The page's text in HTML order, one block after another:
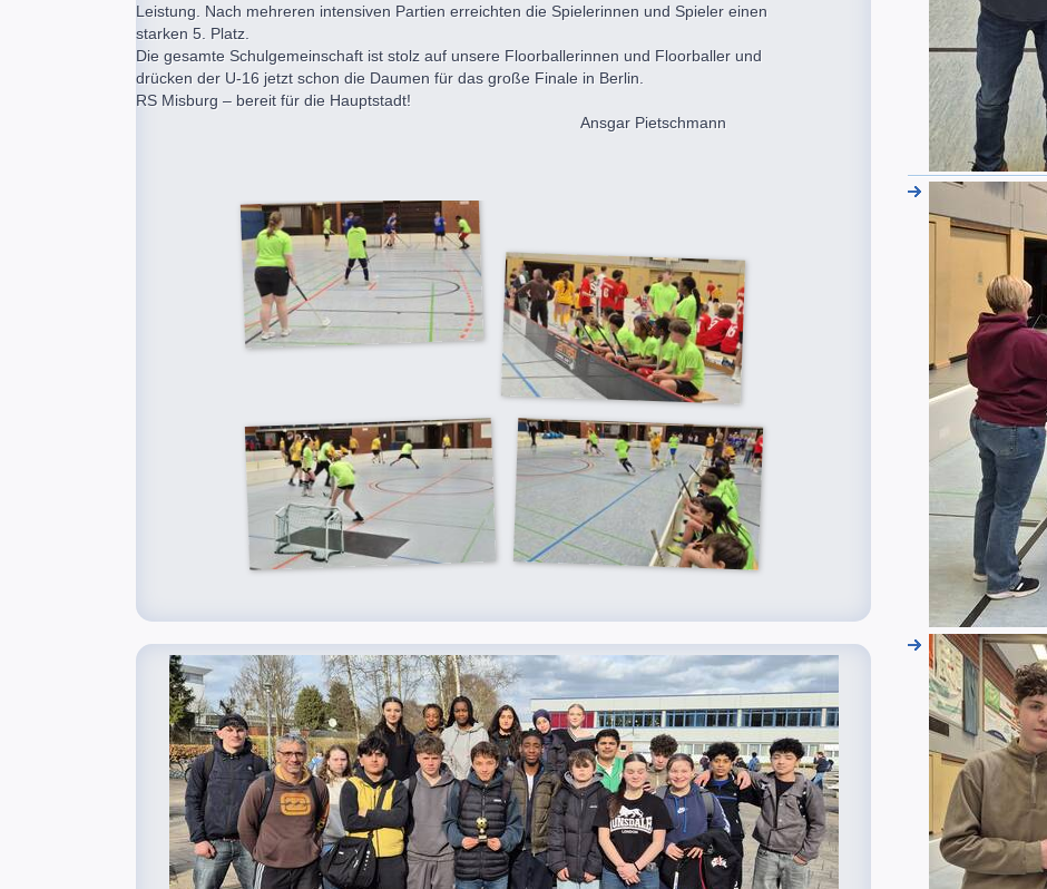
Leistung. Nach mehreren intensiven Partien erreichten die Spielerinnen und Spieler einen
starken 5. Platz.
Die gesamte Schulgemeinschaft ist stolz auf unsere Floorballerinnen und Floorballer und
drücken der U-16 jetzt schon die Daumen für das große Finale in Berlin.
RS Misburg – bereit für die Hauptstadt!
Ansgar Pietschmann